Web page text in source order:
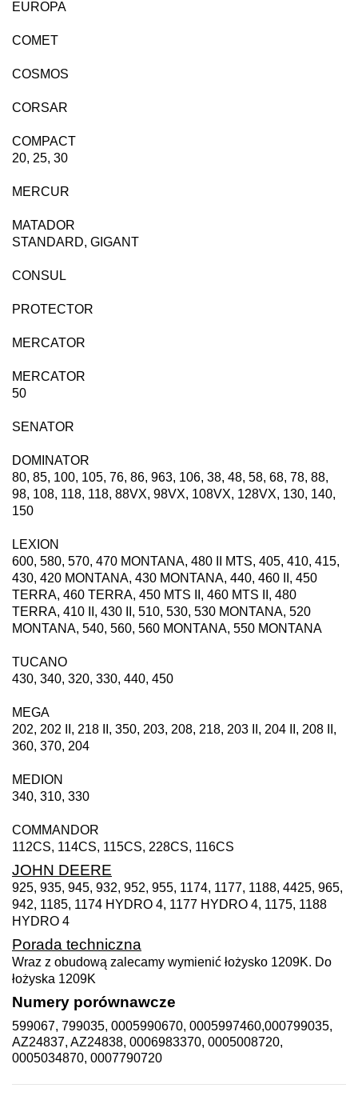
EUROPA
COMET
COSMOS
CORSAR
COMPACT
20, 25, 30
MERCUR
MATADOR
STANDARD, GIGANT
CONSUL
PROTECTOR
MERCATOR
MERCATOR
50
SENATOR
DOMINATOR
80, 85, 100, 105, 76, 86, 963, 106, 38, 48, 58, 68, 78, 88,
98, 108, 118, 118, 88VX, 98VX, 108VX, 128VX, 130, 140,
150
LEXION
600, 580, 570, 470 MONTANA, 480 II MTS, 405, 410, 415,
430, 420 MONTANA, 430 MONTANA, 440, 460 II, 450
TERRA, 460 TERRA, 450 MTS II, 460 MTS II, 480
TERRA, 410 II, 430 II, 510, 530, 530 MONTANA, 520
MONTANA, 540, 560, 560 MONTANA, 550 MONTANA
TUCANO
430, 340, 320, 330, 440, 450
MEGA
202, 202 II, 218 II, 350, 203, 208, 218, 203 II, 204 II, 208 II,
360, 370, 204
MEDION
340, 310, 330
COMMANDOR
112CS, 114CS, 115CS, 228CS, 116CS
JOHN DEERE
925, 935, 945, 932, 952, 955, 1174, 1177, 1188, 4425, 965,
942, 1185, 1174 HYDRO 4, 1177 HYDRO 4, 1175, 1188
HYDRO 4
Porada techniczna
Wraz z obudową zalecamy wymienić łożysko 1209K. Do
łożyska 1209K
Numery porównawcze
599067, 799035, 0005990670, 0005997460,000799035,
AZ24837, AZ24838, 0006983370, 0005008720,
0005034870, 0007790720